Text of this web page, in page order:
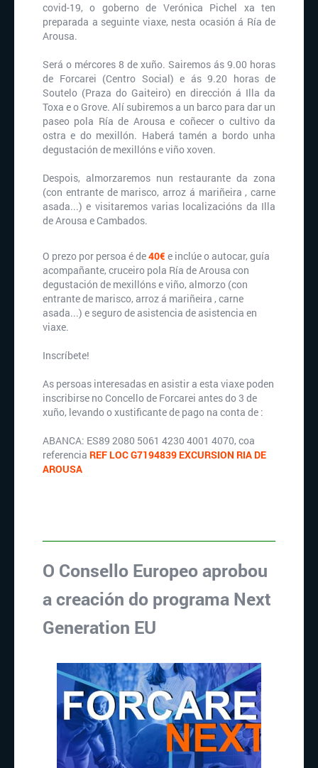
covid-19, o goberno de Verónica Pichel xa ten
preparada a seguinte viaxe, nesta ocasión á Ría de
Arousa.
Será o mércores 8 de xuño. Sairemos ás 9.00 horas
de Forcarei (Centro Social) e ás 9.20 horas de
Soutelo (Praza do Gaiteiro) en dirección á Illa da
Toxa e o Grove. Alí subiremos a un barco para dar un
paseo pola Ría de Arousa e coñecer o cultivo da
ostra e do mexillón. Haberá tamén a bordo unha
degustación de mexillóns e viño xoven.
Despois, almorzaremos nun restaurante da zona
(con entrante de marisco, arroz á mariñeira , carne
asada...) e visitaremos varias localizacións da Illa
de Arousa e Cambados.
O prezo por persoa é de40€ e inclúe o autocar, guía
acompañante, cruceiro pola Ría de Arousa con
degustación de mexillóns e viño, almorzo (con
entrante de marisco, arroz á mariñeira , carne
asada...) e seguro de asistencia de asistencia en
viaxe.
Inscríbete!
As persoas interesadas en asistir a esta viaxe poden
inscribirse no Concello de Forcarei antes do 3 de
xuño, levando o xustificante de pago na conta de :
ABANCA: ES89 2080 5061 4230 4001 4070, coa
referencia REF LOC G7194839 EXCURSION RIA DE
AROUSA
O Consello Europeo aprobou
a creación do programa Next
Generation EU